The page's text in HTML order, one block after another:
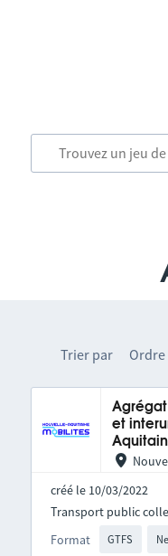
Trier par
Agrégat
et
créé le 10/03/2022
Format GTFS
Transport public